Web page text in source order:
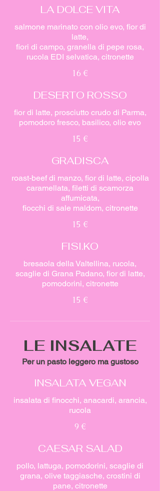
LA DOLCE VITA
salmone marinato con olio evo, fior di
latte,
fiori di campo, granella di pepe rosa,
rucola EDI selvatica, citronette
16 €
DESERTO ROSSO
fior di latte, prosciutto crudo di Parma,
pomodoro fresco, basilico, olio evo
15 €
GRADISCA
roast-beef di manzo, fior di latte, cipolla
caramellata, filetti di scamorza
affumicata,
fiocchi di sale maldom, citronette
15 €
FISI.KO
bresaola della Valtellina, rucola,
scaglie di Grana Padano, fior di latte,
pomodorini, citronette
15 €
LE INSALATE
Per un pasto leggero ma gustoso
INSALATA VEGAN
insalata di finocchi, anacardi, arancia,
rucola
9 €
CAESAR SALAD
pollo, lattuga, pomodorini, scaglie di
grana, olive taggiasche, crostini di
pane, citronette